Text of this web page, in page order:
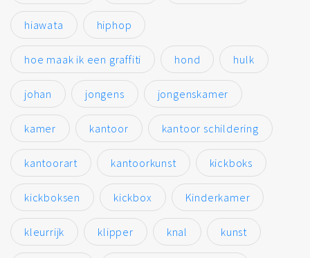
hiawata hiphop
hoe maak ik een graffiti hond hulk
johan jongens jongenskamer
kamer kantoor kantoor schildering
kantoorart kantoorkunst kickboks
kickboksen kickbox Kinderkamer
kleurrijk klipper knal kunst